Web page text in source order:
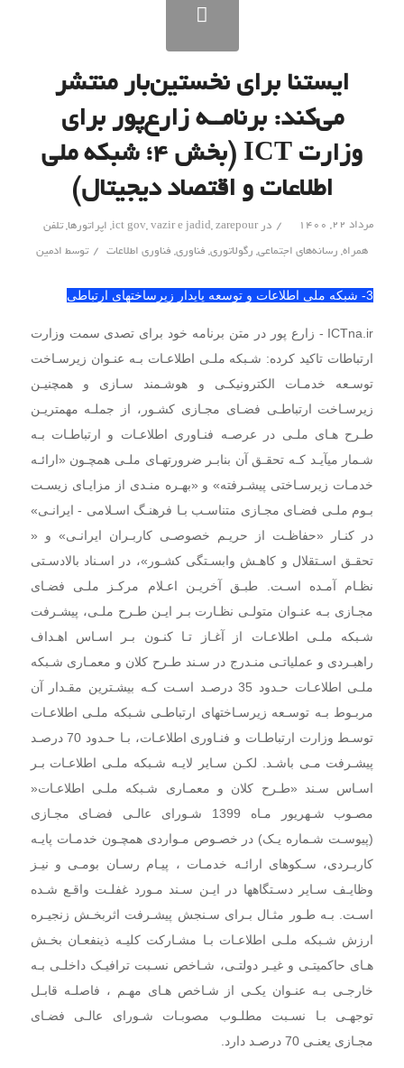
​ایستنا برای نخستین‌بار منتشر
می‌کند:‌ برنامــه زارع‌پور برای
وزارت ICT (بخش ۴؛ شبکه ملی
اطلاعات و اقتصاد دیجیتال)
مرداد ۲۲, ۱۴۰۰ / در ict gov,vazir e jadid,zarepour
, اپراتورها,تلفن
همراه, رسانه‌های اجتماعی, رگولاتوری, فناوری, فناوری اطلاعات / توسط ادمین
3- شبکه ملی اطلاعات و توسعه پایدار زیرساختهای ارتباطی
ICTna.ir - زارع پور در متن برنامه خود برای تصدی سمت وزارت
ارتباطات تاکید کرده:‌ شـبکه ملـی اطلاعـات بـه عنـوان زیرسـاخت
توسـعه خدمـات الکترونیکـی و هوشـمند سـازی و همچنیـن
زیرسـاخت ارتباطـی فضـای مجـازی کشـور، از جملـه مهمتریـن
طـرح هـای ملـی در عرصـه فنـاوری اطلاعـات و ارتباطـات بـه
شـمار میآیـد کـه تحقـق آن بنابـر ضرورتهـای ملـی همچـون «ارائـه
خدمـات زیرسـاختی پیشـرفته» و «بهـره منـدی از مزایـای زیسـت
بـوم ملـی فضـای مجـازی متناسـب بـا فرهنـگ اسـلامی - ایرانـی»
در کنـار «حفاظـت از حریـم خصوصـی کاربـران ایرانـی» و «
تحقـق اسـتقلال و کاهـش وابسـتگی کشـور»، در اسـناد بالادسـتی
نظـام آمـده اسـت. طبـق آخریـن اعـلام مرکـز ملـی فضـای
مجـازی بـه عنـوان متولـی نظـارت بـر ایـن طـرح ملـی، پیشـرفت
شـبکه ملـی اطلاعـات از آغـاز تـا کنـون بـر اسـاس اهـداف
راهبـردی و عملیاتـی منـدرج در سـند طـرح کلان و معمـاری شـبکه
ملـی اطلاعـات حـدود 35 درصـد اسـت کـه بیشـترین مقـدار آن
مربـوط بـه توسـعه زیرسـاختهای ارتباطـی شـبکه ملـی اطلاعـات
توسـط وزارت ارتباطـات و فنـاوری اطلاعـات، بـا حـدود 70 درصـد
پیشـرفت مـی باشـد. لکـن سـایر لایـه شـبکه ملـی اطلاعـات بـر
اسـاس سـند «طـرح کلان و معمـاری شـبکه ملـی اطلاعـات«
مصـوب شـهریور مـاه 1399 شـورای عالـی فضـای مجـازی
(پیوسـت شـماره یـک) در خصـوص مـواردی همچـون خدمـات پایـه
کاربـردی، سـکوهای ارائـه خدمـات ، پیـام رسـان بومـی و نیـز
وظایـف سـایر دسـتگاهها در ایـن سـند مـورد غفلـت واقـع شـده
اسـت. بـه طـور مثـال بـرای سـنجش پیشـرفت اثربخـش زنجیـره
ارزش شـبکه ملـی اطلاعـات بـا مشـارکت کلیـه ذینفعـان بخـش
هـای حاکمیتـی و غیـر دولتـی، شـاخص نسـبت ترافیـک داخلـی بـه
خارجـی بـه عنـوان یکـی از شـاخص هـای مهـم ، فاصلـه قابـل
توجهـی بـا نسـبت مطلـوب مصوبـات شـورای عالـی فضـای
مجـازی یعنـی 70 درصـد دارد.